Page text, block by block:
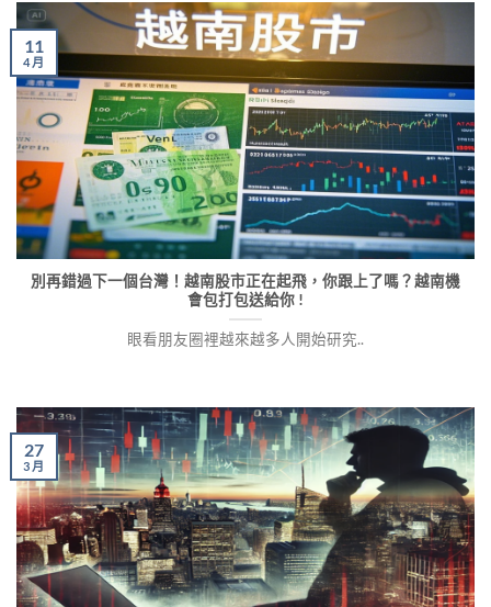
別再錯過下一個台灣！越南股市正在起飛，你跟上了嗎？越南機
會包打包送給你 !
眼看朋友圈裡越來越多人開始研究..
11
4 月
27
3 月